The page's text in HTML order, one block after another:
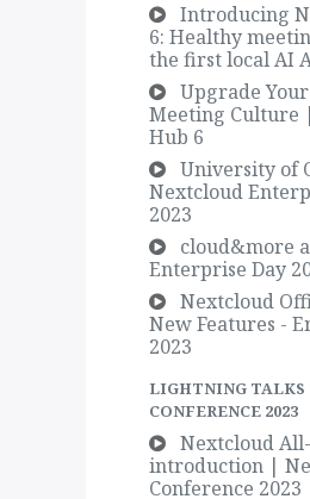
Introducing
6: Healthy
the first local AI
Upgrade
Meeting Culture
Hub 6
University of
Nextcloud
2023
cloud&more
Enterprise Day
Nextcloud
New Features -
2023
LIGHTNING TALKS
CONFERENCE 2023
Nextcloud
introduction |
Conference 2023
リンク集
ホーム
会社概要
プロダクト
サービス
コンプライアンス
お問い合わせ